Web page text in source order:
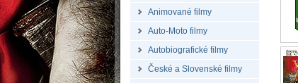
Animované filmy
Auto-Moto filmy
Autobiografické filmy
České a Slovenské filmy